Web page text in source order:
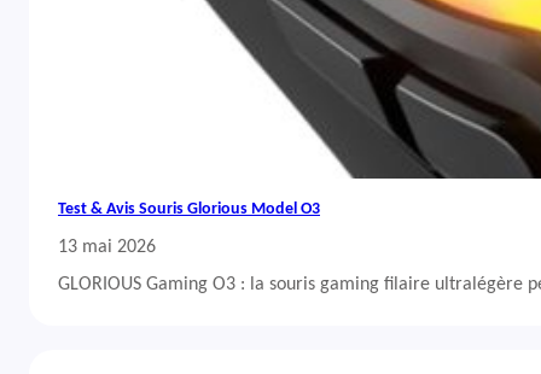
Test & Avis Souris Glorious Model O3
13 mai 2026
GLORIOUS Gaming O3 : la souris gaming filaire ultralégère